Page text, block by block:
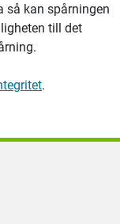
så kan spårningen
till det
.